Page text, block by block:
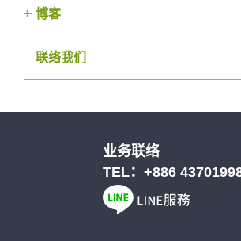
博客
联络我们
业务联络
TEL： +886